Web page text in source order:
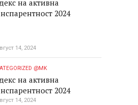
на активна
2024
14, 2024
@MK
на активна
2024
14, 2024